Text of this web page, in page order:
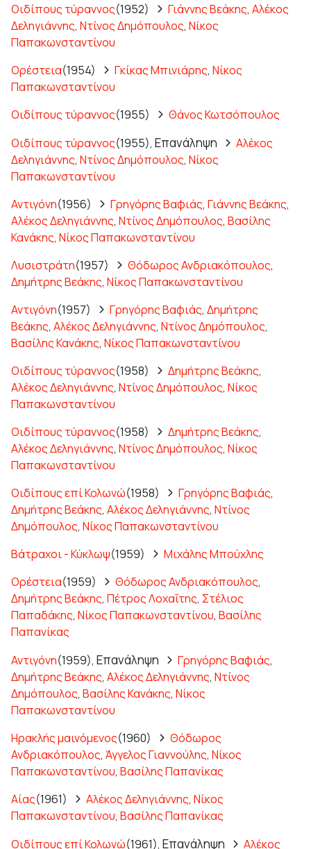
Οιδίπους τύραννος(1952) Γιάννης Βεάκης, Αλέκος
Δεληγιάννης, Ντίνος Δημόπουλος, Νίκος
Παπακωνσταντίνου
Ορέστεια(1954) Γκίκας Μπινιάρης, Νίκος
Παπακωνσταντίνου
Οιδίπους τύραννος(1955)
Θάνος Κωτσόπουλος
Οιδίπους τύραννος(1955), Επανάληψη
Αλέκος
Δεληγιάννης, Ντίνος Δημόπουλος, Νίκος
Παπακωνσταντίνου
Αντιγόνη(1956) Γρηγόρης Βαφιάς, Γιάννης Βεάκης,
Αλέκος Δεληγιάννης, Ντίνος Δημόπουλος, Βασίλης
Κανάκης, Νίκος Παπακωνσταντίνου
Λυσιστράτη(1957) Θόδωρος Ανδριακόπουλος,
Δημήτρης Βεάκης, Νίκος Παπακωνσταντίνου
Αντιγόνη(1957) Γρηγόρης Βαφιάς, Δημήτρης
Βεάκης, Αλέκος Δεληγιάννης, Ντίνος Δημόπουλος,
Βασίλης Κανάκης, Νίκος Παπακωνσταντίνου
Οιδίπους τύραννος(1958) Δημήτρης Βεάκης,
Αλέκος Δεληγιάννης, Ντίνος Δημόπουλος, Νίκος
Παπακωνσταντίνου
Οιδίπους τύραννος(1958) Δημήτρης Βεάκης,
Αλέκος Δεληγιάννης, Ντίνος Δημόπουλος, Νίκος
Παπακωνσταντίνου
Οιδίπους επί Κολωνώ(1958) Γρηγόρης Βαφιάς,
Δημήτρης Βεάκης, Αλέκος Δεληγιάννης, Ντίνος
Δημόπουλος, Νίκος Παπακωνσταντίνου
Βάτραχοι - Κύκλωψ(1959)
Μιχάλης Μπούχλης
Ορέστεια(1959) Θόδωρος Ανδριακόπουλος,
Δημήτρης Βεάκης, Πέτρος Λοχαΐτης, Στέλιος
Παπαδάκης, Νίκος Παπακωνσταντίνου, Βασίλης
Παπανίκας
Αντιγόνη(1959), Επανάληψη Γρηγόρης Βαφιάς,
Δημήτρης Βεάκης, Αλέκος Δεληγιάννης, Ντίνος
Δημόπουλος, Βασίλης Κανάκης, Νίκος
Παπακωνσταντίνου
Ηρακλής μαινόμενος(1960)
Θόδωρος
Ανδριακόπουλος, Άγγελος Γιαννούλης, Νίκος
Παπακωνσταντίνου, Βασίλης Παπανίκας
Αίας(1961) Αλέκος Δεληγιάννης, Νίκος
Παπακωνσταντίνου, Βασίλης Παπανίκας
Οιδίπους επί Κολωνώ(1961), Επανάληψη Αλέκος